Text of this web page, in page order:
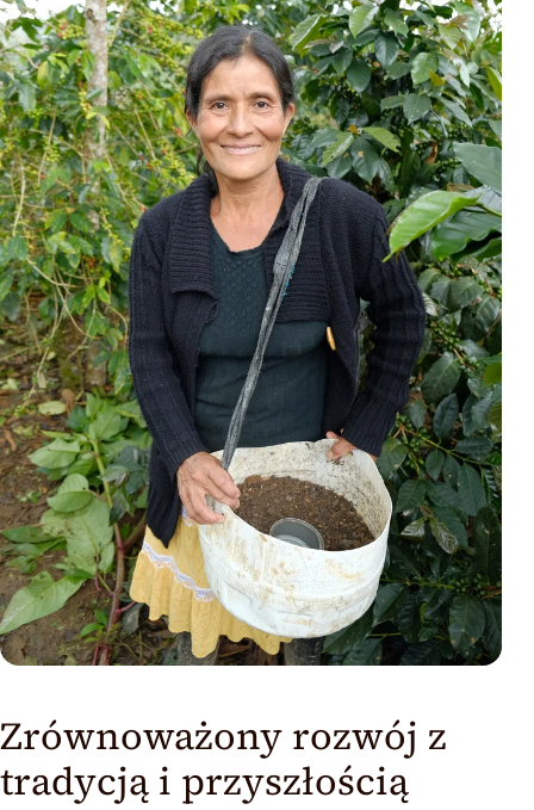
Zrównoważony rozwój z
tradycją i przyszłością